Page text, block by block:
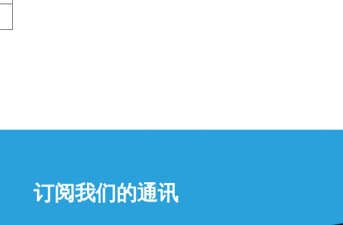
订阅我们的通讯